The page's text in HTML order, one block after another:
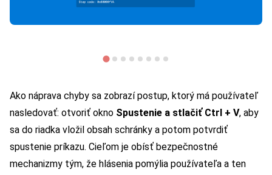
Ako náprava chyby sa zobrazí postup, ktorý má používateľ
nasledovať: otvoriť okno Spustenie a stlačiť Ctrl + V, aby
sa do riadka vložil obsah schránky a potom potvrdiť
spustenie príkazu. Cieľom je obísť bezpečnostné
mechanizmy tým, že hlásenia pomýlia používateľa a ten